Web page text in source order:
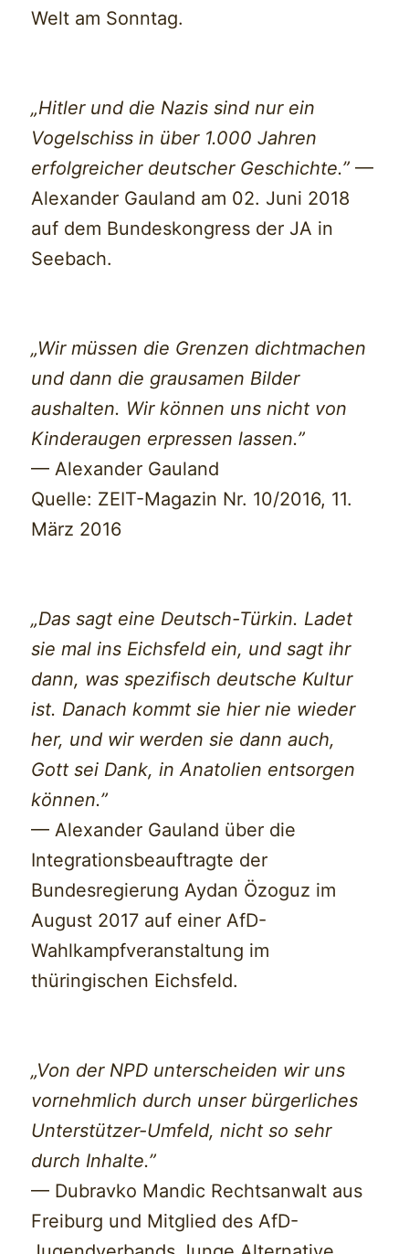
Welt am Sonntag.
„Hitler und die Nazis sind nur ein
Vogelschiss in über 1.000 Jahren
erfolgreicher deutscher Geschichte.”—
Alexander Gauland am 02. Juni 2018
auf dem Bundeskongress der JA in
Seebach.
„Wir müssen die Grenzen dichtmachen
und dann die grausamen Bilder
aushalten. Wir können uns nicht von
Kinderaugen erpressen lassen.”
— Alexander Gauland
Quelle: ZEIT-Magazin Nr. 10/2016, 11.
März 2016
„Das sagt eine Deutsch-Türkin. Ladet
sie mal ins Eichsfeld ein, und sagt ihr
dann, was spezifisch deutsche Kultur
ist. Danach kommt sie hier nie wieder
her, und wir werden sie dann auch,
Gott sei Dank, in Anatolien entsorgen
können.”
— Alexander Gauland über die
Integrationsbeauftragte der
Bundesregierung Aydan Özoguz im
August 2017 auf einer AfD-
Wahlkampfveranstaltung im
thüringischen Eichsfeld.
„Von der NPD unterscheiden wir uns
vornehmlich durch unser bürgerliches
Unterstützer-Umfeld, nicht so sehr
durch Inhalte.”
— Dubravko Mandic Rechtsanwalt aus
Freiburg und Mitglied des AfD-